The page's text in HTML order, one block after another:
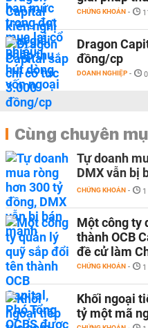
CHỨNG KHOÁN -
Dragon
đồng/cp
DOANH NGHIỆP -
Cùng chuyên
Tự doanh
DMX vẫn bị
CHỨNG KHOÁN -
Một công ty
thành OCB
đề cử làm
CHỨNG KHOÁN -
Khối ngoại
tỷ một mã